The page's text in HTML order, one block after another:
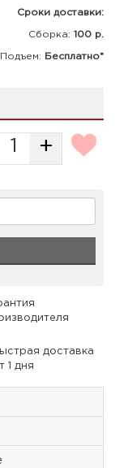
Сроки доставки:
Сборка: 100 р.
Подъем: Бесплатно*
+
доставка
1 дня